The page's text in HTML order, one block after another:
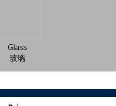
Glass
玻璃